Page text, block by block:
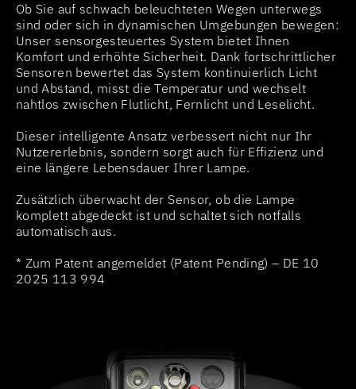
Ob Sie auf schwach beleuchteten Wegen unterwegs
sind oder sich in dynamischen Umgebungen bewegen:
Unser sensorgesteuertes System bietet Ihnen
Komfort und erhöhte Sicherheit. Dank fortschrittlicher
Sensoren bewertet das System kontinuierlich Licht
und Abstand, misst die Temperatur und wechselt
nahtlos zwischen Flutlicht, Fernlicht und Leselicht.
Dieser intelligente Ansatz verbessert nicht nur Ihr
Nutzererlebnis, sondern sorgt auch für Effizienz und
eine längere Lebensdauer Ihrer Lampe.
Zusätzlich überwacht der Sensor, ob die Lampe
komplett abgedeckt ist und schaltet sich notfalls
automatisch aus.
* Zum Patent angemeldet (Patent Pending) – DE 10
2025 113 994